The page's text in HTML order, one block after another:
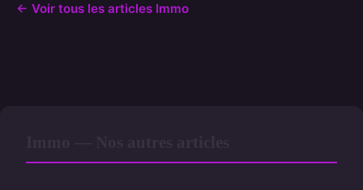
← Voir tous les articles Immo